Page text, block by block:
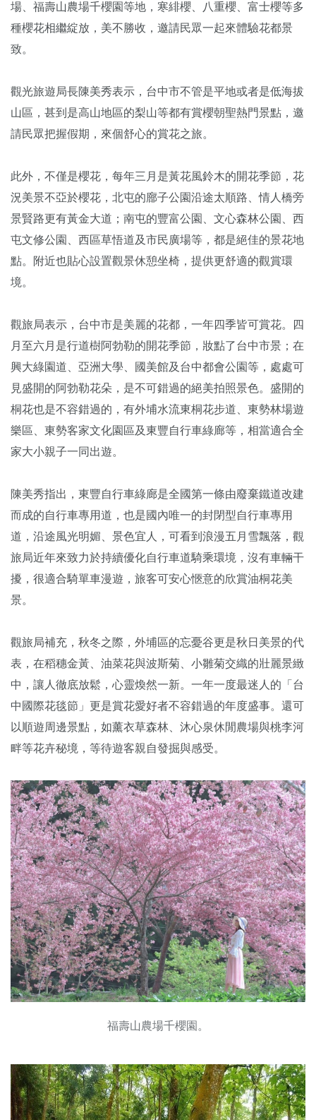
場、福壽山農場千櫻園等地，寒緋櫻、八重櫻、富士櫻等多
種櫻花相繼綻放，美不勝收，邀請民眾一起來體驗花都景
致。
觀光旅遊局長陳美秀表示，台中市不管是平地或者是低海拔
山區，甚到是高山地區的梨山等都有賞櫻朝聖熱門景點，邀
請民眾把握假期，來個舒心的賞花之旅。
此外，不僅是櫻花，每年三月是黃花風鈴木的開花季節，花
況美景不亞於櫻花，北屯的廍子公園沿途太順路、情人橋旁
景賢路更有黃金大道；南屯的豐富公園、文心森林公園、西
屯文修公園、西區草悟道及市民廣場等，都是絕佳的景花地
點。附近也貼心設置觀景休憩坐椅，提供更舒適的觀賞環
境。
觀旅局表示，台中市是美麗的花都，一年四季皆可賞花。四
月至六月是行道樹阿勃勒的開花季節，妝點了台中市景；在
興大綠園道、亞洲大學、國美館及台中都會公園等，處處可
見盛開的阿勃勒花朵，是不可錯過的絕美拍照景色。盛開的
桐花也是不容錯過的，有外埔水流東桐花步道、東勢林場遊
樂區、東勢客家文化園區及東豐自行車綠廊等，相當適合全
家大小親子一同出遊。
陳美秀指出，東豐自行車綠廊是全國第一條由廢棄鐵道改建
而成的自行車專用道，也是國內唯一的封閉型自行車專用
道，沿途風光明媚、景色宜人，可看到浪漫五月雪飄落，觀
旅局近年來致力於持續優化自行車道騎乘環境，沒有車輛干
擾，很適合騎單車漫遊，旅客可安心愜意的欣賞油桐花美
景。
觀旅局補充，秋冬之際，外埔區的忘憂谷更是秋日美景的代
表，在稻穗金黃、油菜花與波斯菊、小雛菊交織的壯麗景緻
中，讓人徹底放鬆，心靈煥然一新。一年一度最迷人的「台
中國際花毯節」更是賞花愛好者不容錯過的年度盛事。還可
以順遊周邊景點，如薰衣草森林、沐心泉休閒農場與桃李河
畔等花卉秘境，等待遊客親自發掘與感受。
福壽山農場千櫻園。